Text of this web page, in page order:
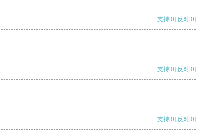
支持[0] 反对[0]
支持[0] 反对[0]
支持[0] 反对[0]